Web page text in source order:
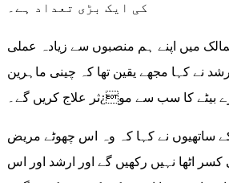
کی ایک بڑی تعداد ہے۔
میں اپنے ہم منصبوں سے زیادہ عملی
نے کہا مجھے یقین تھا کہ چینی ماہرین
بیٹے کا سب سے مو¿ثر علاج کریں گے۔
ساتھیوں نے کہا کہ وہ اس چھوٹے مریض
کسر اٹھا نہیں رکھیں گے اور ارشد اور اس